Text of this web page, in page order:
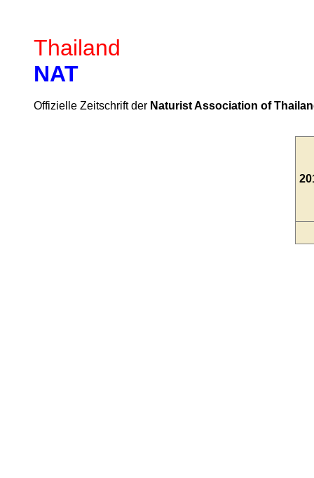
Thailand
NAT
Offizielle Zeitschrift der Naturist Association of